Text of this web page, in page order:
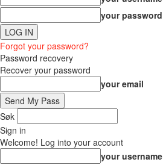
your password
Forgot your password?
Password recovery
Recover your password
your email
Søk
Sign in
Welcome! Log into your account
your username